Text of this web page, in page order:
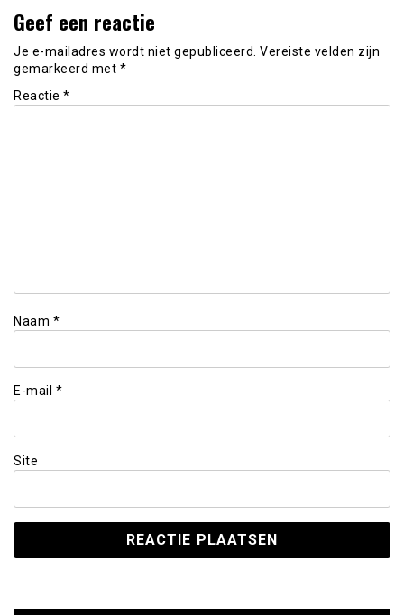
Geef een reactie
Je e-mailadres wordt niet gepubliceerd. Vereiste velden zijn
gemarkeerd met *
Reactie *
Naam *
E-mail *
Site